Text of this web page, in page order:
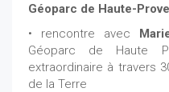
Géoparc de Haute-
• rencontre avec
Géoparc de Haute
extraordinaire à travers
de la Terre